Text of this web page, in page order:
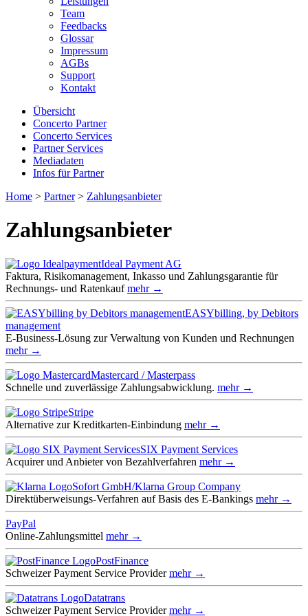
Team
Feedbacks
Glossar
Impressum
AGBs
Support
Kontakt
Übersicht
Concerto Partner
Concerto Services
Partner Services
Mediadaten
Infos für Partner
Home > Partner> Zahlungsanbieter
Zahlungsanbieter
Ideal Payment AG
Faktura, Risikomanagement, Inkasso und Zahlungsgarantie für
Rechnungs- und Ratenkaufmehr →
EASYbilling, by Debitors
management
E-Business-Lösung zur Verwaltung von Kunden und Rechnungen
mehr →
Mastercard / Masterpass
Schnelle und zuverlässige Zahlungsabwicklung. mehr →
Stripe
Alternative zur Kreditkarten-Einbindung mehr →
SIX Payment Services
Acquirer und Anbieter von Bezahlverfahren mehr →
Sofort GmbH/Klarna Group Company
Direktüberweisungs-Verfahren auf Basis des E-Bankings mehr →
PayPal
Online-Zahlungsmittel mehr →
PostFinance
Schweizer Payment Service Providermehr →
Datatrans
Schweizer Payment Service Providermehr →